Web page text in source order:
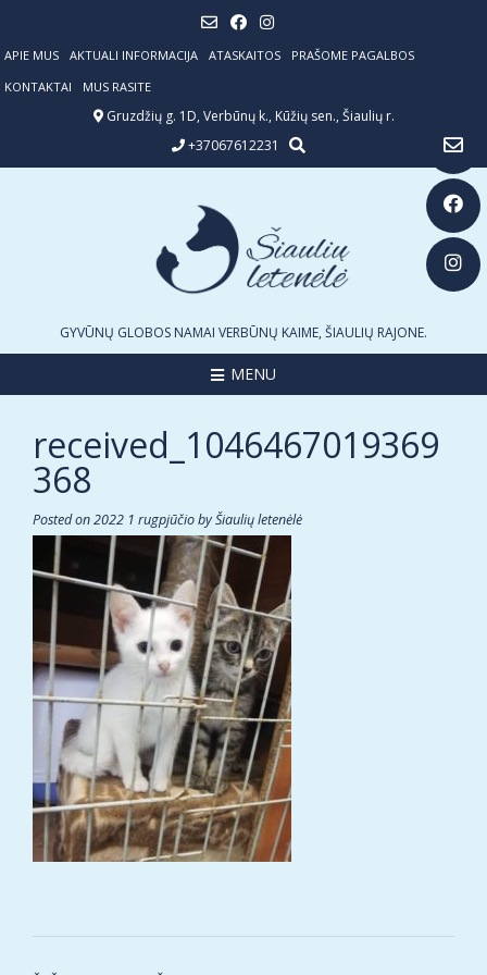
content
APIE MUS AKTUALI INFORMACIJA ATASKAITOS
PRAŠOME PAGALBOS
KONTAKTAI
MUS RASITE
Gruzdžių g. 1D, Verbūnų k., Kūžių sen., Šiaulių r.
+37067612231
GYVŪNŲ GLOBOS NAMAI VERBŪNŲ KAIME, ŠIAULIŲ RAJONE.
MENU
received_1046467019369
368
Posted on2022 1 rugpjūčiobyŠiaulių letenėlė